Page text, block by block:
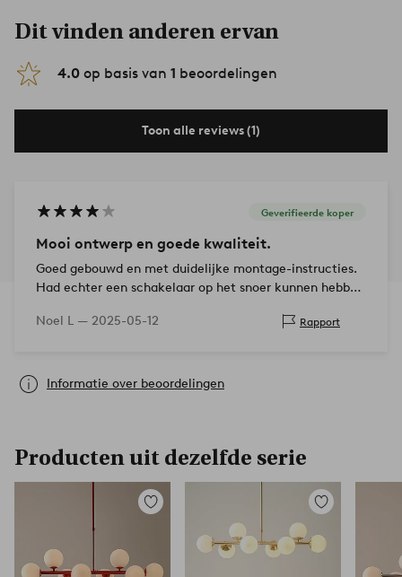
Dit vinden anderen ervan
4.0 op basis van 1 beoordelingen
Toon alle reviews (1)
Geverifieerde koper
Mooi ontwerp en goede kwaliteit.
Goed gebouwd en met duidelijke montage-instructies.
Had echter een schakelaar op het snoer kunnen hebben
glazen k…
Noel L — 2025-05-12 Rapport
Informatie over beoordelingen
Producten uit dezelfde serie
Toevoegen
Toevoegen
favorieten